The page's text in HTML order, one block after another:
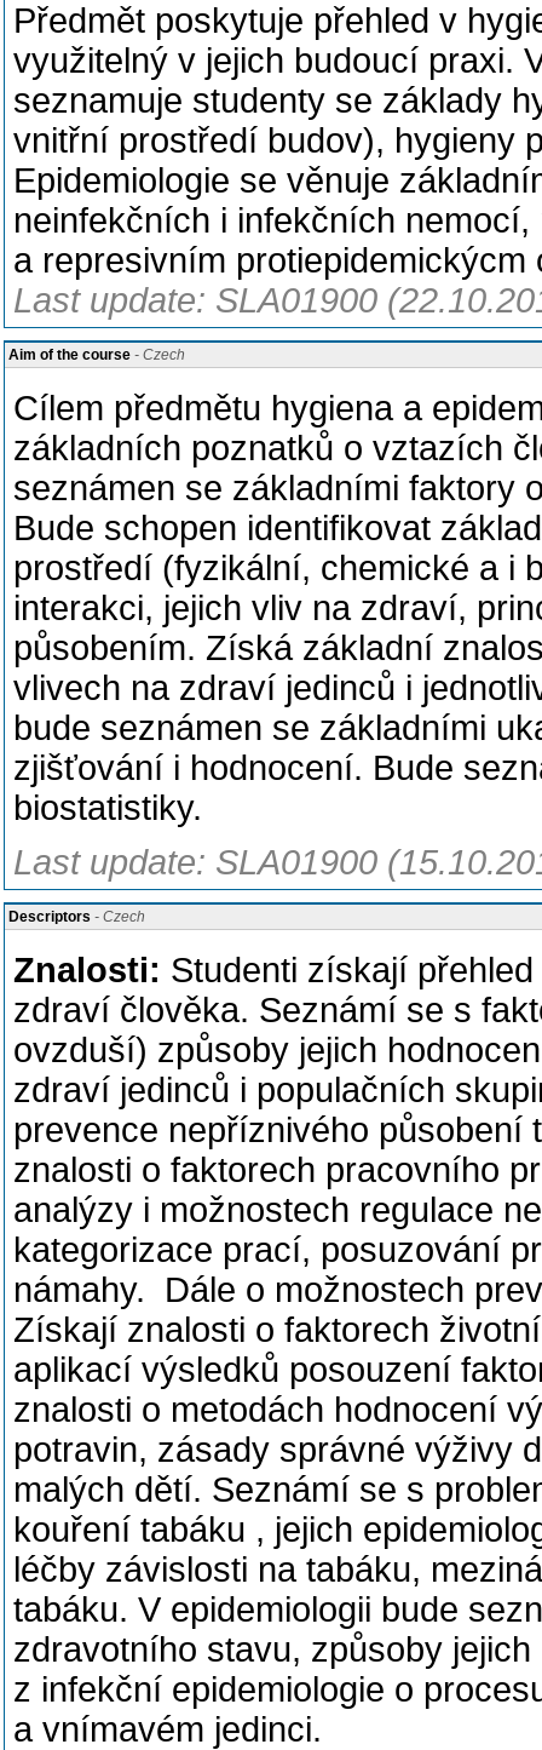
Předmět poskytuje přehled v
využitelný v jejich budoucí praxi.
seznamuje studenty se základy
vnitřní prostředí budov), hygieny
Epidemiologie se věnuje
neinfekčních i infekčních
a represivním protiepidemickýcm
Last update: SLA01900
Aim of the course - Czech
Cílem předmětu hygiena a
základních poznatků o vztazích
seznámen se základními faktory
Bude schopen identifikovat
prostředí (fyzikální, chemické a i
interakci, jejich vliv na zdraví,
působením. Získá základní
vlivech na zdraví jedinců i
bude seznámen se základními
zjišťování i hodnocení. Bude
biostatistiky.
Last update: SLA01900
Descriptors - Czech
Znalosti: Studenti získají
zdraví člověka. Seznámí se s
ovzduší) způsoby jejich
zdraví jedinců i populačních
prevence nepříznivého
znalosti o faktorech pracovního
analýzy i možnostech regulace
kategorizace prací, posuzování
námahy. Dále o možnostech
Získají znalosti o faktorech
aplikací výsledků posouzení
znalosti o metodách hodnocení
potravin, zásady správné výživy
malých dětí. Seznámí se s
kouření tabáku , jejich
léčby závislosti na tabáku,
tabáku. V epidemiologii bude
zdravotního stavu, způsoby
z infekční epidemiologie o
a vnímavém jedinci.